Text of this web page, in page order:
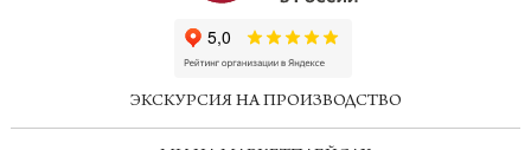
ЭКСКУРСИЯ НА ПРОИЗВОДСТВО